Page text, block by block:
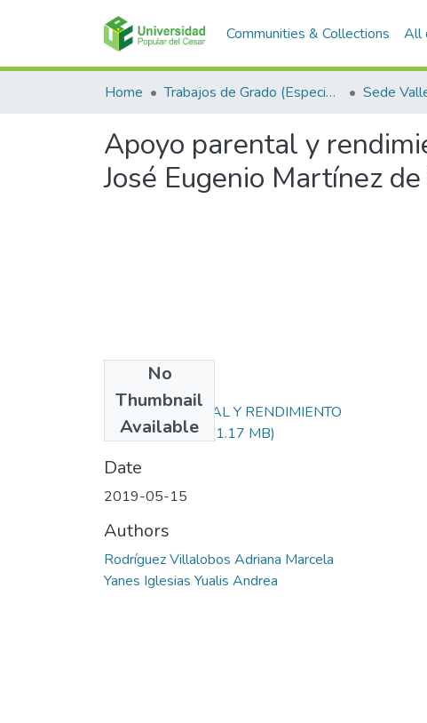
Communities & Collections All
Home Trabajos de Grado (Especializaciones y Pregrados) Sede
Apoyo parental y
José Eugenio Martínez
No
Thumbnail
Available
APOYO PARENTAL Y RENDIMIENTO
ACADEMICO.pdf
(1.17 MB)
Date
2019-05-15
Authors
Rodríguez Villalobos Adriana Marcela
Yanes Iglesias Yualis Andrea